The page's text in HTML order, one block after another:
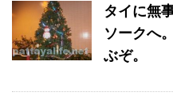
タイに無
ソークへ
ぶぞ。